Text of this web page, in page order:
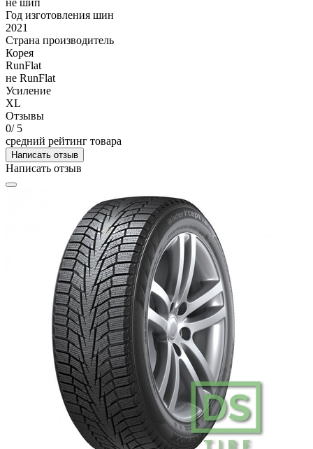
Год изготовления шин
2021
Страна производитель
Корея
RunFlat
не RunFlat
Усиление
XL
Отзывы
0/ 5
средний рейтинг товара
Написать отзыв
Написать отзыв